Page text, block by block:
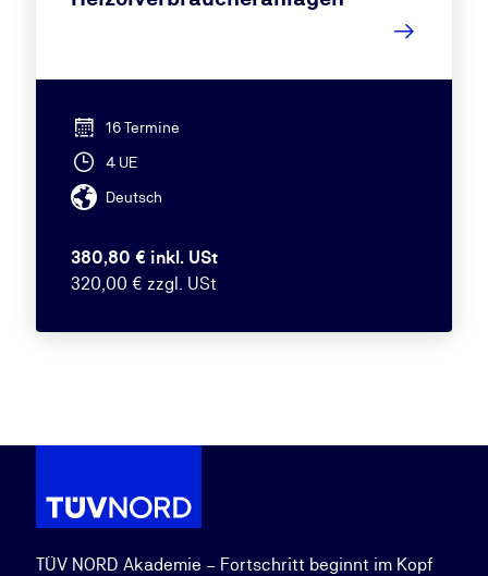
16 Termine
4 UE
Deutsch
380,80 € inkl. USt
320,00 € zzgl. USt
TÜV NORD Akademie – Fortschritt beginnt im Kopf